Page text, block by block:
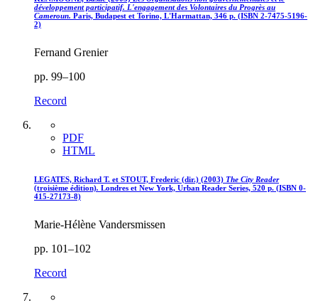
développement participatif. L'engagement des Volontaires du Progrès au
Cameroun. Paris, Budapest et Torino, L'Harmattan, 346 p. (ISBN 2-7475-5196-
2)
Fernand Grenier
pp. 99–100
Record
PDF
HTML
LEGATES, Richard T. et STOUT, Frederic (dir.) (2003) The City Reader
(troisième édition). Londres et New York, Urban Reader Series, 520 p. (ISBN 0-
415-27173-8)
Marie-Hélène Vandersmissen
pp. 101–102
Record